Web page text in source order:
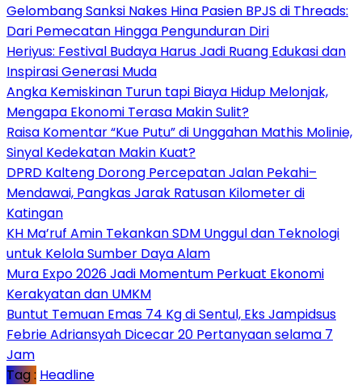
Gelombang Sanksi Nakes Hina Pasien BPJS di Threads:
Dari Pemecatan Hingga Pengunduran Diri
Heriyus: Festival Budaya Harus Jadi Ruang Edukasi dan
Inspirasi Generasi Muda
Angka Kemiskinan Turun tapi Biaya Hidup Melonjak,
Mengapa Ekonomi Terasa Makin Sulit?
Raisa Komentar “Kue Putu” di Unggahan Mathis Molinie,
Sinyal Kedekatan Makin Kuat?
DPRD Kalteng Dorong Percepatan Jalan Pekahi–
Mendawai, Pangkas Jarak Ratusan Kilometer di
Katingan
KH Ma’ruf Amin Tekankan SDM Unggul dan Teknologi
untuk Kelola Sumber Daya Alam
Mura Expo 2026 Jadi Momentum Perkuat Ekonomi
Kerakyatan dan UMKM
Buntut Temuan Emas 74 Kg di Sentul, Eks Jampidsus
Febrie Adriansyah Dicecar 20 Pertanyaan selama 7
Jam
Tag : Headline